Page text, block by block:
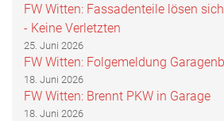
FW Witten: Fassadenteile lösen
- Keine Verletzten
25. Juni 2026
FW Witten: Folgemeldung
18. Juni 2026
FW Witten: Brennt PKW in Garage
18. Juni 2026